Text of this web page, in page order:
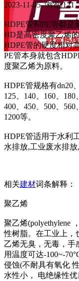
2023-11-05 浏览:121
HDPE管和PE管都是
HD是高密度聚乙烯
HDPE管的硬度相对
PE管本身就包含
度聚乙烯为原料。
HDPE管规格有dn20
125、140、160、180
400、450、500、560
1200等。
HDPE管适用于水利
水排放,工业废水排
相关建材词条解释：
聚乙烯
聚乙烯(polyethylene
性树脂。在工业上，
乙烯无臭，无毒，手
用温度可达-100~-
侵蚀(不耐具有氧化
水性小， 电绝缘性